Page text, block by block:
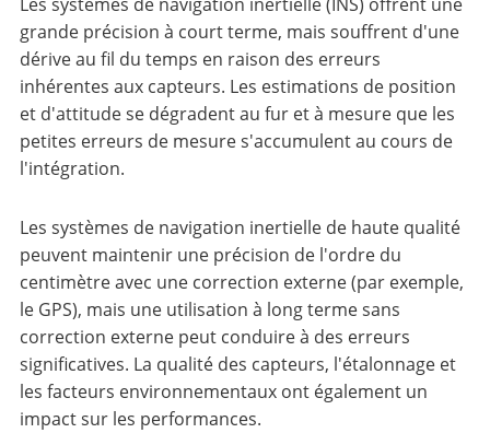
grande précision à court terme, mais souffrent d'une
dérive au fil du temps en raison des erreurs
inhérentes aux capteurs. Les estimations de position
et d'attitude se dégradent au fur et à mesure que les
petites erreurs de mesure s'accumulent au cours de
l'intégration.
Les systèmes de navigation inertielle de haute qualité
peuvent maintenir une précision de l'ordre du
centimètre avec une correction externe (par exemple,
le GPS), mais une utilisation à long terme sans
correction externe peut conduire à des erreurs
significatives. La qualité des capteurs, l'étalonnage et
les facteurs environnementaux ont également un
impact sur les performances.